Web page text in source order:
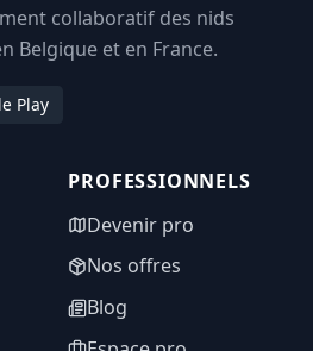
collaboratif des nids
Belgique et en France.
Play
PROFESSIONNELS
Devenir pro
Nos offres
Blog